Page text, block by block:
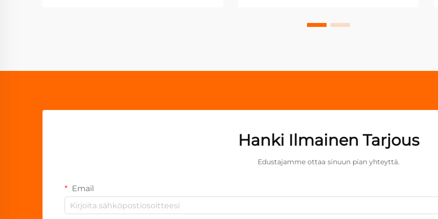
Hanki Ilmainen Tarjous
Edustajamme ottaa sinuun pian yhteyttä.
Email